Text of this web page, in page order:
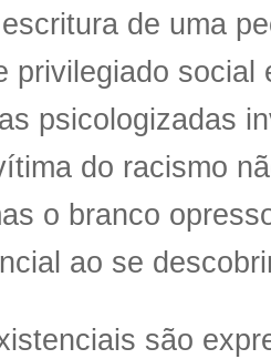
de uma
privilegiado social
psicologizadas
do racismo
o branco
ao se
são